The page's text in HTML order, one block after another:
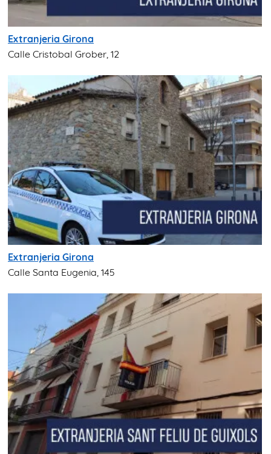
Extranjeria Girona
Calle Cristobal Grober, 12
Extranjeria Girona
Calle Santa Eugenia, 145